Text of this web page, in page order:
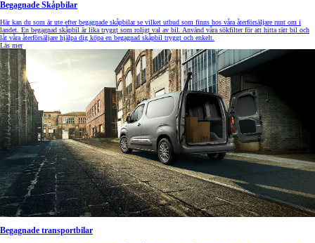
Begagnade Skåpbilar
Här kan du som är ute efter begagnade skåpbilar se vilket utbud som finns hos våra återförsäljare runt om i
landet. En begagnad skåpbil är lika tryggt som roligt val av bil. Använd våra sökfilter för att hitta rätt bil och
låt våra återförsäljare hjälpa dig köpa en begagnad skåpbil tryggt och enkelt.
Läs mer
Begagnade transportbilar